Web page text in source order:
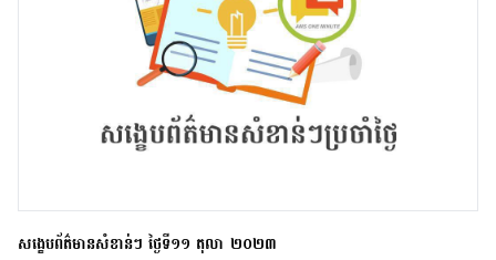
សង្ខេបព័ត៌មានសំខាន់ៗ ថ្ងៃទី១១ តុលា ២០២៣